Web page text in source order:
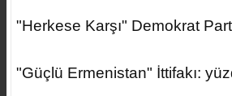
"Herkese Karşı" Demokrat
"Güçlü Ermenistan" İttifakı: